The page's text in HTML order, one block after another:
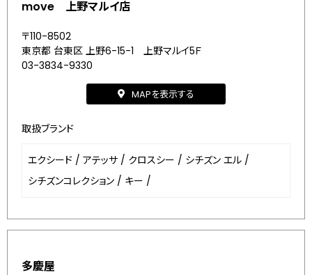
move 上野マルイ店
〒110-8502
東京都 台東区 上野6-15-1 上野マルイ5Ｆ
03-3834-9330
MAPを表示する
取扱ブランド
エクシード / アテッサ / クロスシー / シチズン エル /
シチズンコレクション / キー /
多慶屋